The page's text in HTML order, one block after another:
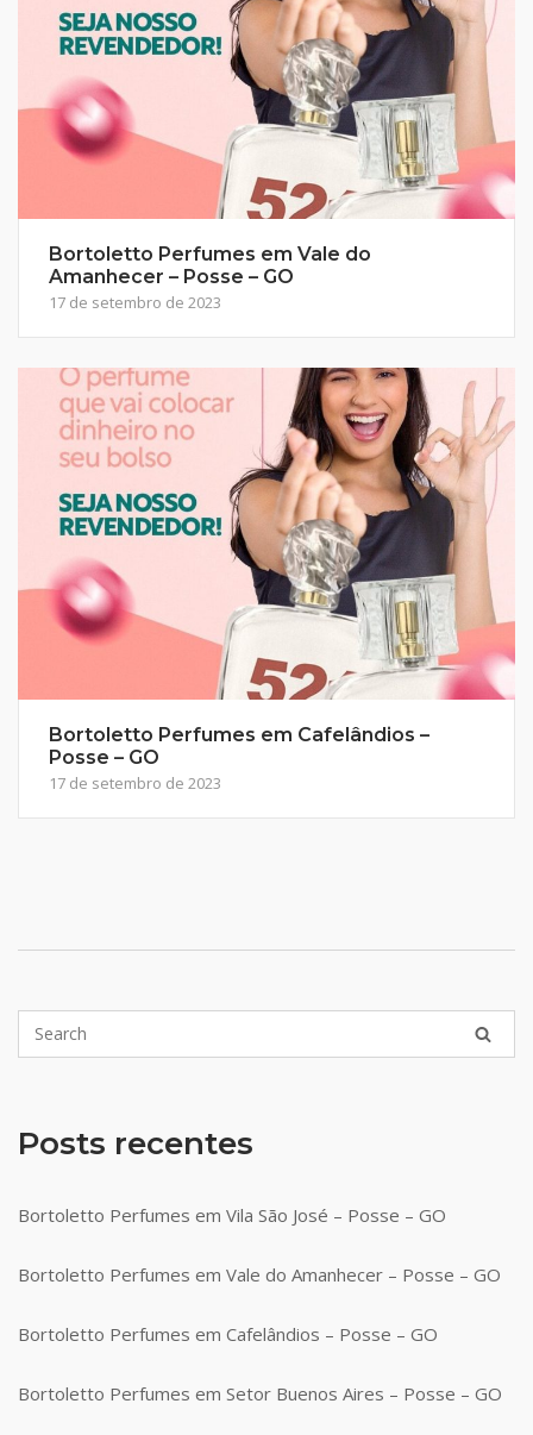
Bortoletto Perfumes em Vale do
Amanhecer – Posse – GO
17 de setembro de 2023
Bortoletto Perfumes em Cafelândios –
Posse – GO
17 de setembro de 2023
Posts recentes
Bortoletto Perfumes em Vila São José – Posse – GO
Bortoletto Perfumes em Vale do Amanhecer – Posse – GO
Bortoletto Perfumes em Cafelândios – Posse – GO
Bortoletto Perfumes em Setor Buenos Aires – Posse – GO